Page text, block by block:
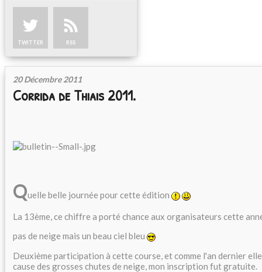
TWITTER RSS
20 Décembre 2011
Corrida de Thiais 2011.
Quelle belle journée pour cette édition
La 13ème, ce chiffre a porté chance aux organisateurs cette
pas de neige mais un beau ciel bleu
Deuxième participation à cette course, et comme l'an dernier
cause des grosses chutes de neige, mon inscription fut gratuite.